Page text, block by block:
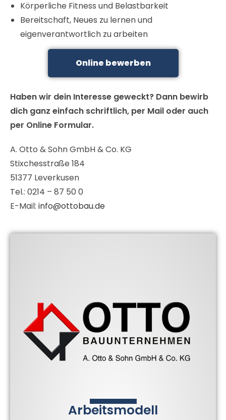
Körperliche Fitness und Belastbarkeit
Bereitschaft, Neues zu lernen und
eigenverantwortlich zu arbeiten
Online bewerben
Haben wir dein Interesse geweckt? Dann bewirb
dich ganz einfach schriftlich, per Mail oder auch
per Online Formular.
A. Otto & Sohn GmbH & Co. KG
Stixchesstraße 184
51377 Leverkusen
Tel.: 0214 – 87 50 0
E-Mail: info@ottobau.de
Arbeitsmodell